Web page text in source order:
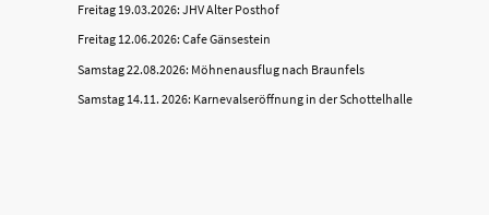
Freitag 19.03.2026: JHV Alter Posthof
Freitag 12.06.2026: Cafe Gänsestein
Samstag 22.08.2026: Möhnenausflug nach Braunfels
Samstag 14.11. 2026: Karnevalseröffnung in der Schottelhalle